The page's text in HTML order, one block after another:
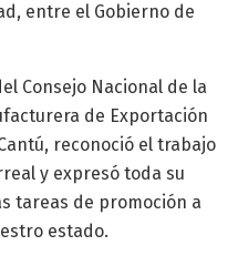
entre el Gobierno de
Consejo Nacional de la
de Exportación
reconoció el trabajo
y expresó toda su
tareas de promoción a
estado.